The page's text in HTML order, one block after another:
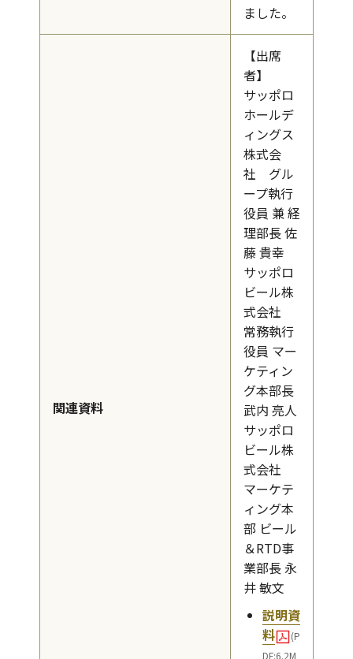
ました。
関連資料
【出席
者】
サッポロ
ホールデ
ィングス
株式会
社 グル
ープ執行
役員 兼 経
理部長 佐
藤 貴幸
サッポロ
ビール株
式会社
常務執行
役員 マー
ケティン
グ本部長
武内 亮人
サッポロ
ビール株
式会社
マーケテ
ィング本
部 ビール
＆RTD事
業部長 永
井 敏文
説明資
料
(P
DF:6.2M